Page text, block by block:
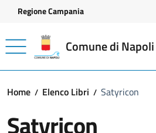
Vai ai contenuti
Vai al footer
Regione Campania
Comune di Napoli
Home Elenco Libri Satyricon
Satyricon